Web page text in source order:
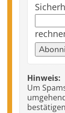
Hinweis:
Um